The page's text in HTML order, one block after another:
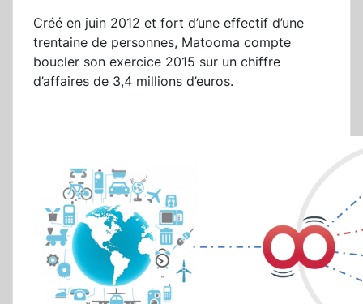
Créé en juin 2012 et fort d’une effectif d’une
trentaine de personnes, Matooma compte
boucler son exercice 2015 sur un chiffre
d’affaires de 3,4 millions d’euros.